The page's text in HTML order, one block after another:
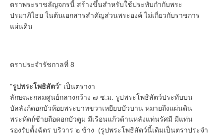
ตราพระราชลัญจกรนี้ สร้างขึ้นสำหรับใช้ประทับกำกับพระ
ปรมาภิไธย ในต้นเอกสารสำคัญส่วนพระองค์ ไม่เกี่ยวกับราชการ
แผ่นดิน
ตราประจำรัชกาลที่ 8
"รูปพระโพธิสัตว์" เป็นตรางา
ลักษณะกลมศูนย์กลางกว้าง ๗ ซ.ม. รูปพระโพธิสัตว์ประทับบน
บัลลังก์ดอกบัวห้อยพระบาทขวาเหยียบบัวบาน หมายถึงแผ่นดิน
พระหัตถ์ซ้ายถือดอกบัวตูม มีเรือนแก้วด้านหลังแท่นรัศมี มีแท่น
รองรับตั้งฉัตร บริวาร ๒ ข้าง (รูปพระโพธิสัตว์นี้เดิมเป็นตราประจำ